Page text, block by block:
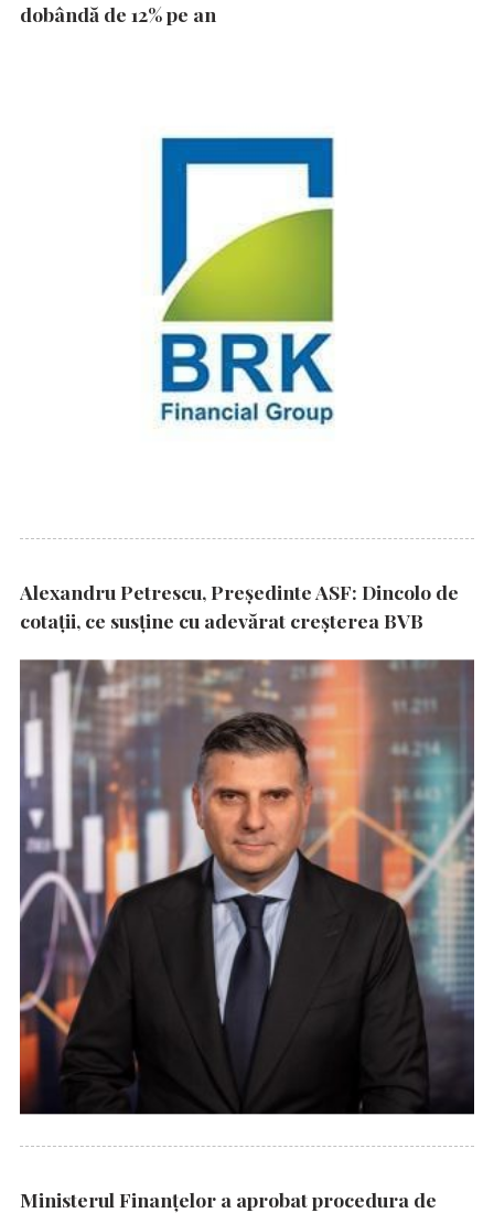
dobândă de 12% pe an
Alexandru Petrescu, Președinte ASF: Dincolo de
cotații, ce susține cu adevărat creșterea BVB
Ministerul Finanțelor a aprobat procedura de